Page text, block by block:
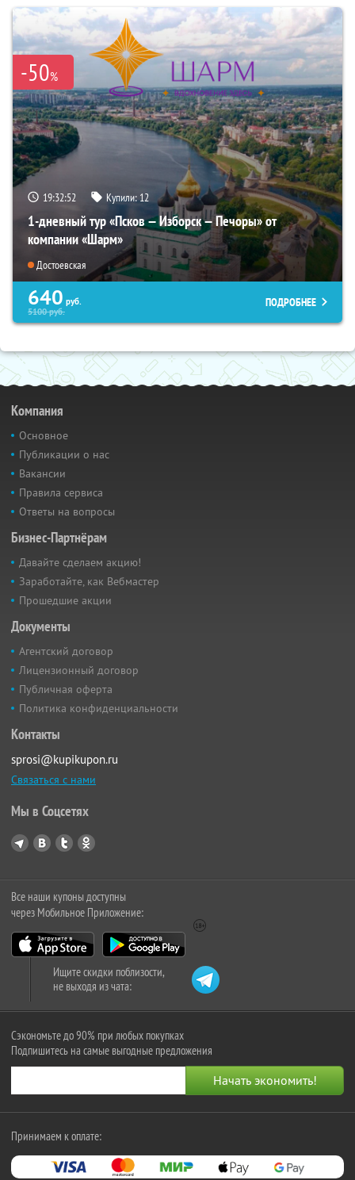
-50%
19:32:50 Купили:12
1-дневный тур «Псков — Изборск — Печоры» от
компании «Шарм»
Достоевская
640 руб.
5100руб.
ПОДРОБНЕЕ
Компания
Основное
Публикации о нас
Вакансии
Правила сервиса
Ответы на вопросы
Бизнес-Партнёрам
Давайте сделаем акцию!
Заработайте, как Вебмастер
Прошедшие акции
Документы
Агентский договор
Лицензионный договор
Публичная оферта
Политика конфиденциальности
Контакты
sprosi@kupikupon.ru
Связаться с нами
Мы в Соцсетях
Все наши купоны доступны
через Мобильное Приложение:
Ищите скидки поблизости,
не выходя из чата:
Сэкономьте до 90% при любых покупках
Подпишитесь на самые выгодные предложения
Принимаем к оплате: